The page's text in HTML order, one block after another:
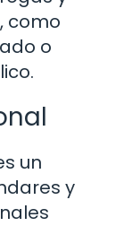
como
o
un
y